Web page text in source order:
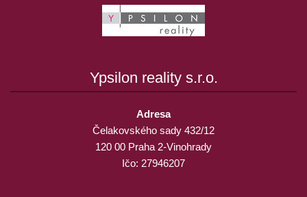
Ypsilon reality s.r.o.
Adresa
Čelakovského sady 432/12
120 00 Praha 2-Vinohrady
Ičo: 27946207